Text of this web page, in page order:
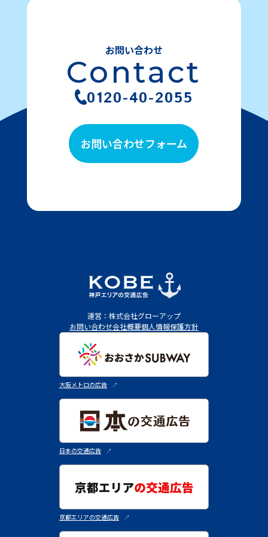
お問い合わせ
Contact
0120-40-2055
お問い合わせフォーム
運営：株式会社グローアップ
お問い合わせ会社概要個人情報保護方針
大阪メトロの広告 ↗︎
日本の交通広告 ↗︎
京都エリアの交通広告 ↗︎